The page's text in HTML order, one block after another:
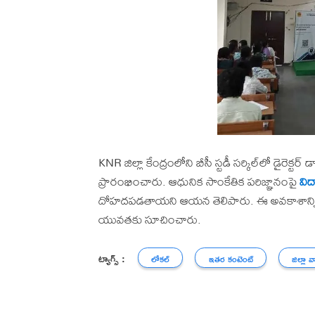
KNR జిల్లా కేంద్రంలోని బీసీ స్టడీ సర్కిల్‌లో
ప్రారంభించారు. ఆధునిక సాంకేతిక పరిజ్ఞానంపై
దోహదపడతాయని ఆయన తెలిపారు. ఈ అవకాశాన్ని
యువతకు సూచించారు.
ట్యాగ్స్ : లోకల్ ఇతర కంటెంట్ జిల్లా